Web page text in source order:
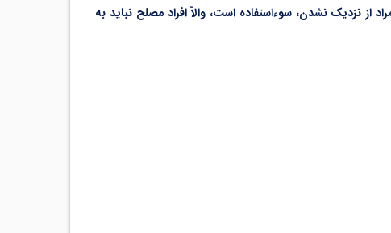
از نزدیک نشدن، سوءاستفاده است، والاّ افراد مصلح نباید به